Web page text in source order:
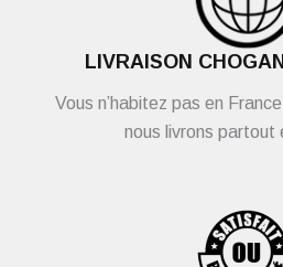
LIVRAISON
Vous n’habitez pas en
nous livrons partout